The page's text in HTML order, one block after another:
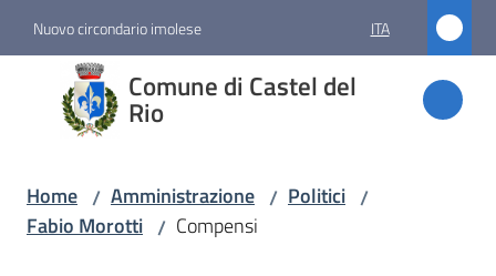
Nuovo circondario imolese ITA
Comune di Castel del
Rio
Comune
di
Castel
Home / Amministrazione / Politici /
Fabio Morotti / Compensi